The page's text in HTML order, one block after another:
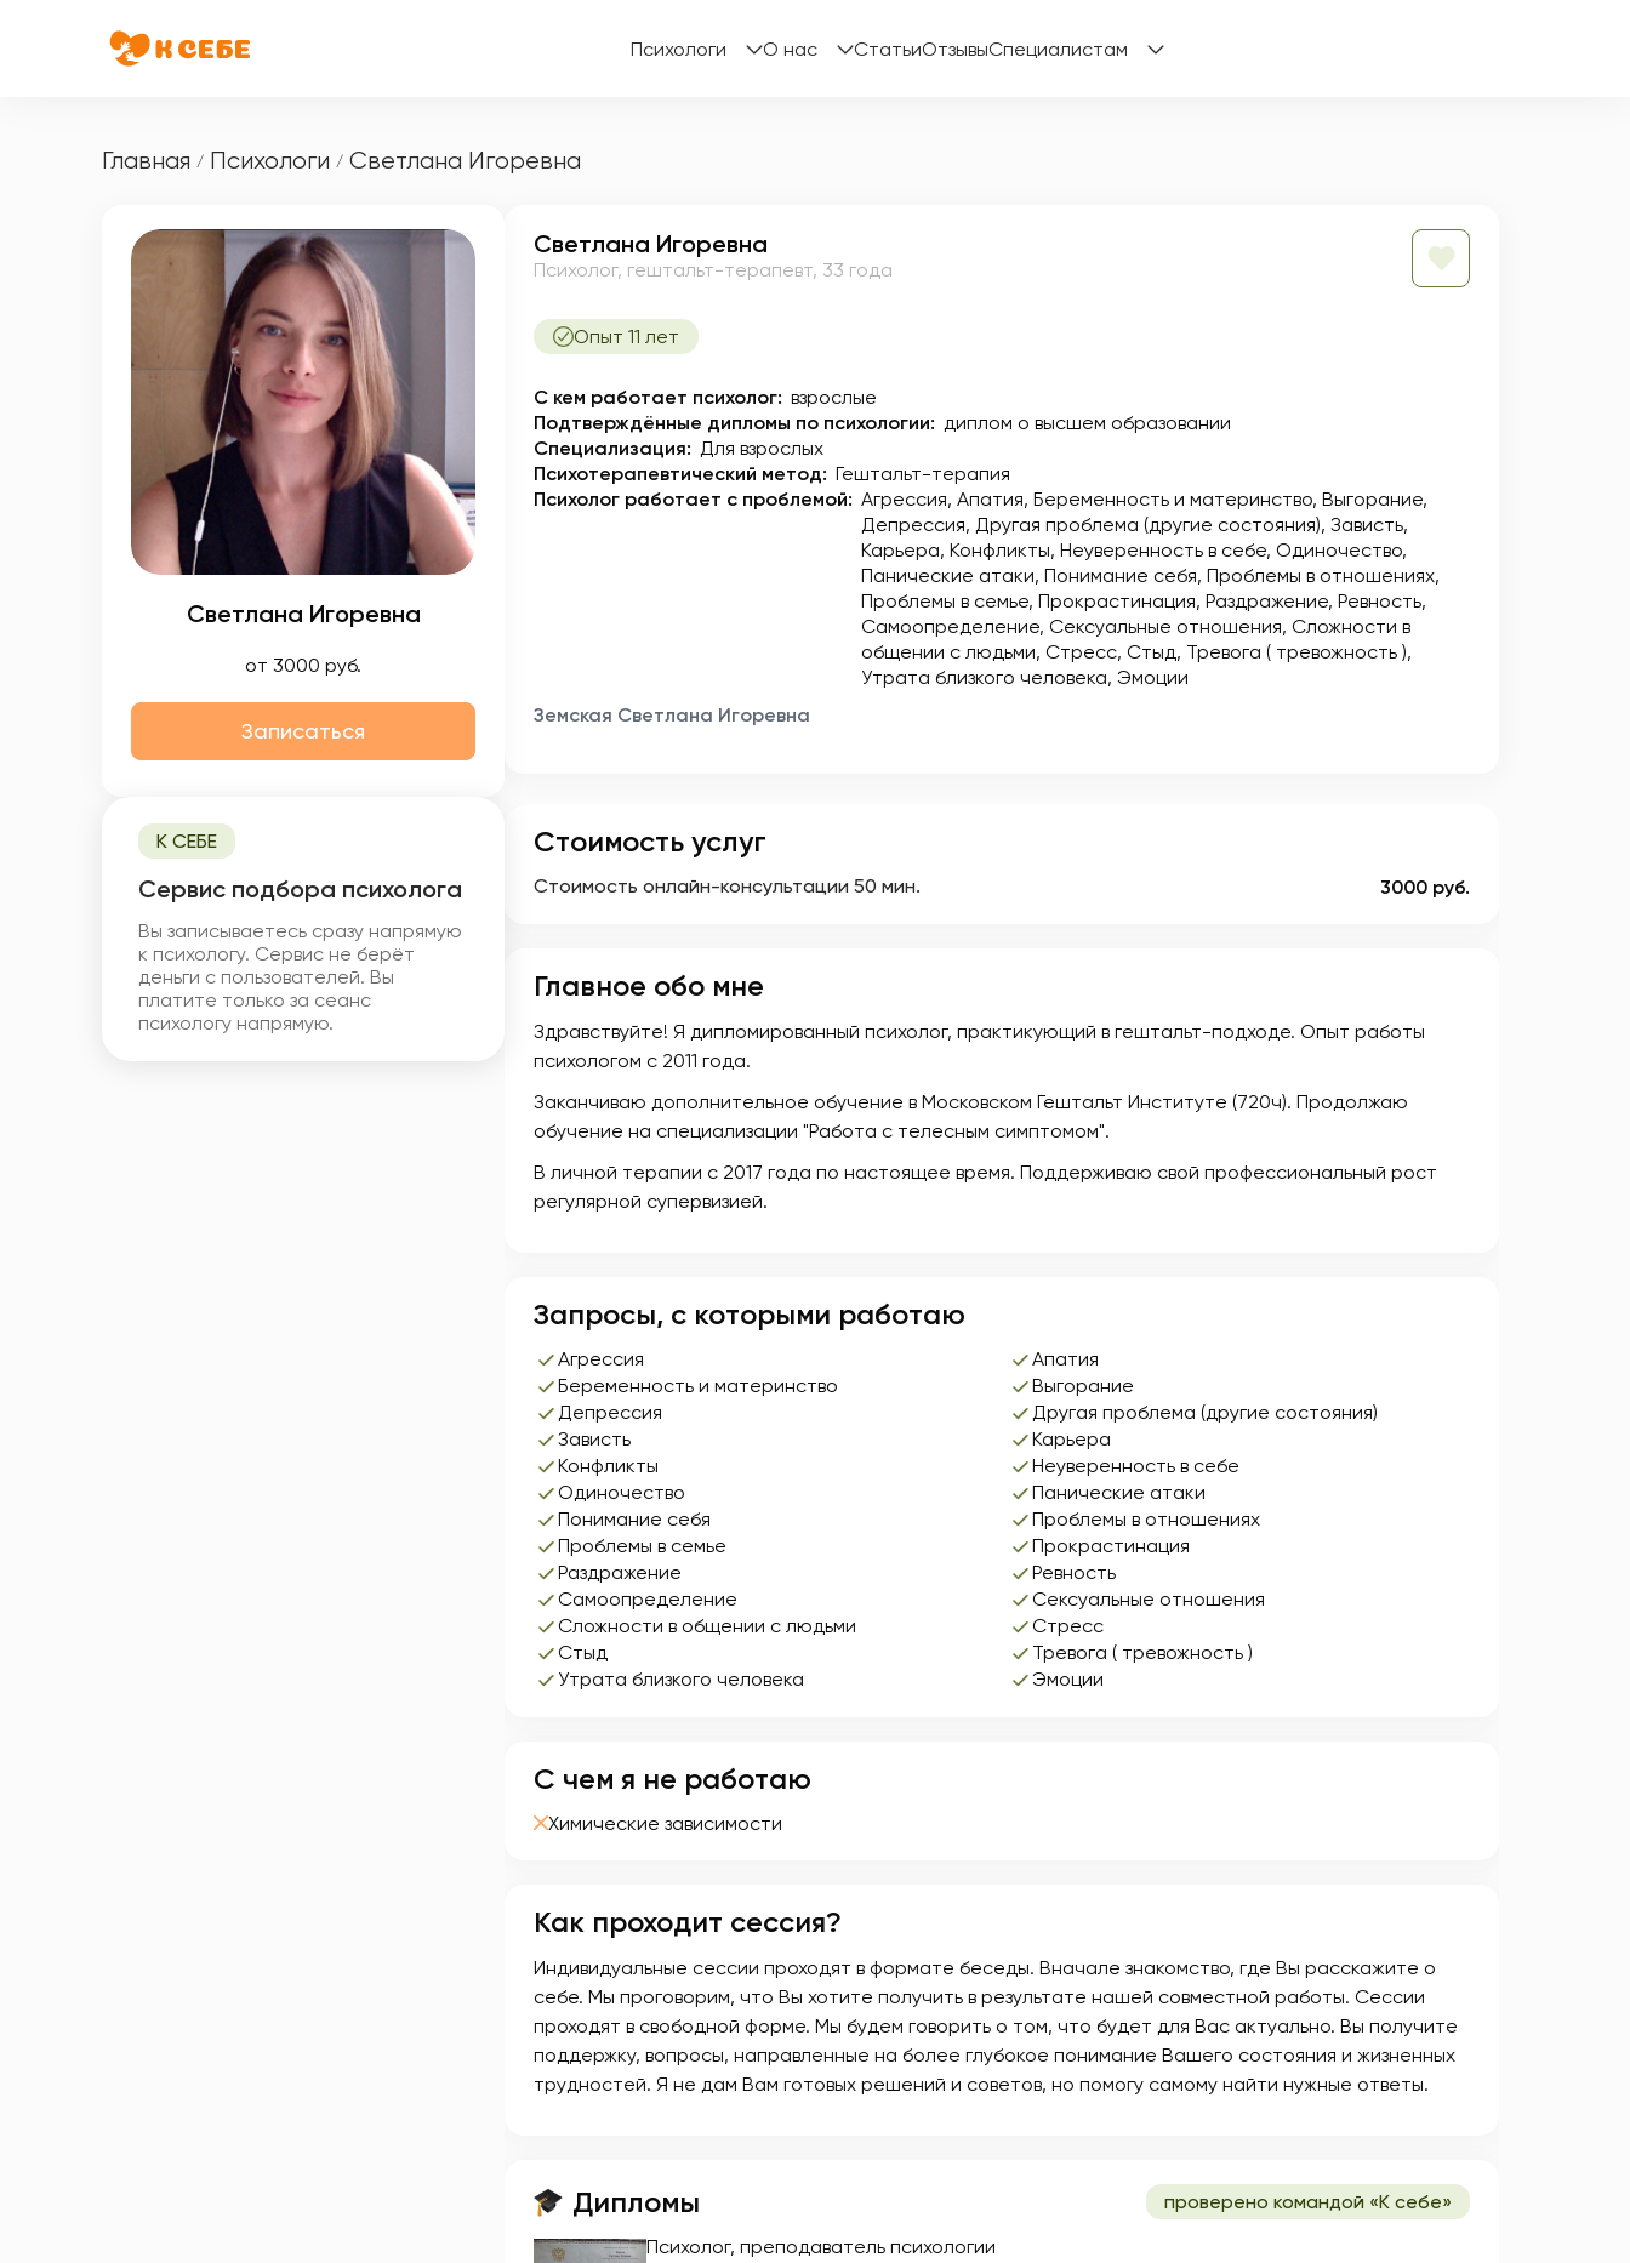
Психологи О нас СтатьиОтзывыСпециалистам
Главная / Психологи / Светлана Игоревна
Светлана Игоревна
от 3000 руб.
Записаться
К СЕБЕ
Cервис подбора психолога
Вы записываетесь сразу напрямую
к психологу. Сервис не берёт
деньги с пользователей. Вы
платите только за сеанс
психологу напрямую.
Светлана Игоревна
Психолог, гештальт-терапевт, 33 года
Опыт 11 лет
С кем работает психолог: взрослые
Подтверждённые дипломы по психологии: диплом о высшем образовании
Специализация: Для взрослых
Психотерапевтический метод: Гештальт-терапия
Психолог работает с проблемой: Агрессия Апатия Беременность и материнство Выгорание
Депрессия Другая проблема (другие состояния) Зависть
Карьера Конфликты Неуверенность в себе Одиночество
Панические атаки Понимание себя Проблемы в отношениях
Проблемы в семье Прокрастинация Раздражение Ревность
Самоопределение Сексуальные отношения Сложности в
общении с людьми Стресс Стыд Тревога ( тревожность )
Утрата близкого человека Эмоции
Земская Светлана Игоревна
Стоимость услуг
Стоимость онлайн-консультации 50 мин. 3000 руб.
Главное обо мне
Здравствуйте! Я дипломированный психолог, практикующий в гештальт-подходе. Опыт работы
психологом с 2011 года.
Заканчиваю дополнительное обучение в Московском Гештальт Институте (720ч). Продолжаю
обучение на специализации "Работа с телесным симптомом".
В личной терапии с 2017 года по настоящее время. Поддерживаю свой профессиональный рост
регулярной супервизией.
Запросы, с которыми работаю
Агрессия
Апатия
Беременность и материнство
Выгорание
Депрессия
Другая проблема (другие состояния)
Зависть
Карьера
Конфликты
Неуверенность в себе
Одиночество
Панические атаки
Понимание себя
Проблемы в отношениях
Проблемы в семье
Прокрастинация
Раздражение
Ревность
Самоопределение
Сексуальные отношения
Сложности в общении с людьми
Стресс
Стыд
Тревога ( тревожность )
Утрата близкого человека
Эмоции
С чем я не работаю
Химические зависимости
Как проходит сессия?
Индивидуальные сессии проходят в формате беседы. Вначале знакомство, где Вы расскажите о
себе. Мы проговорим, что Вы хотите получить в результате нашей совместной работы. Сессии
проходят в свободной форме. Мы будем говорить о том, что будет для Вас актуально. Вы получите
поддержку, вопросы, направленные на более глубокое понимание Вашего состояния и жизненных
трудностей. Я не дам Вам готовых решений и советов, но помогу самому найти нужные ответы.
Дипломы
проверено командой «К себе»
Психолог, преподаватель психологии